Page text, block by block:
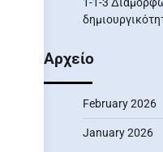
Αρχείο
February 2026
January 2026